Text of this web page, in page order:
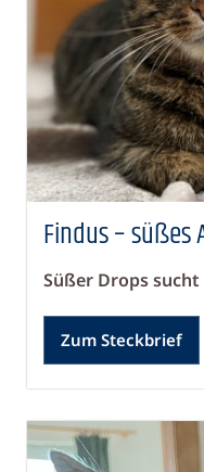
Findus – süßes
Süßer Drops
Zum Steckbrief